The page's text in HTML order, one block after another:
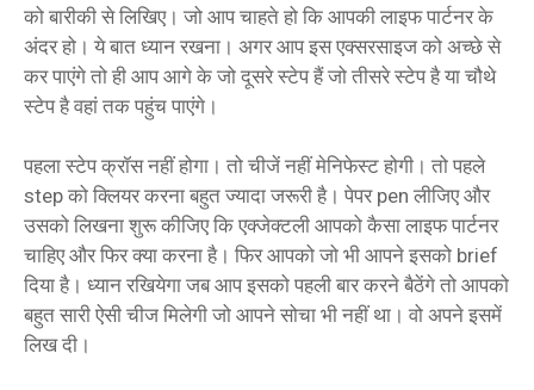
को बारीकी से लिखिए। जो आप चाहते हो कि आपकी लाइफ पार्टनर के
अंदर हो। ये बात ध्यान रखना। अगर आप इस एक्सरसाइज को अच्छे से
कर पाएंगे तो ही आप आगे के जो दूसरे स्टेप हैं जो तीसरे स्टेप है या चौथे
स्टेप है वहां तक पहुंच पाएंगे।
पहला स्टेप क्रॉस नहीं होगा। तो चीजें नहीं मेनिफेस्ट होगी। तो पहले
step को क्लियर करना बहुत ज्यादा जरूरी है। पेपर pen लीजिए और
उसको लिखना शुरू कीजिए कि एक्जेक्टली आपको कैसा लाइफ पार्टनर
चाहिए और फिर क्या करना है। फिर आपको जो भी आपने इसको brief
दिया है। ध्यान रखियेगा जब आप इसको पहली बार करने बैठेंगे तो आपको
बहुत सारी ऐसी चीज मिलेगी जो आपने सोचा भी नहीं था। वो अपने इसमें
लिख दी।